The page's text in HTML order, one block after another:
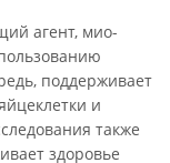
агент, мио-
поддерживает
и
также
здоровье